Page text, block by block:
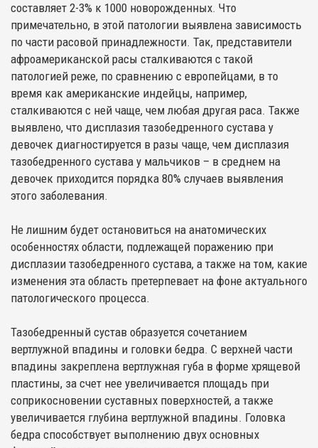
составляет 2-3% к 1000 новорожденных. Что
примечательно, в этой патологии выявлена зависимость
по части расовой принадлежности. Так, представители
афроамериканской расы сталкиваются с такой
патологией реже, по сравнению с европейцами, в то
время как американские индейцы, например,
сталкиваются с ней чаще, чем любая другая раса. Также
выявлено, что дисплазия тазобедренного сустава у
девочек диагностируется в разы чаще, чем дисплазия
тазобедренного сустава у мальчиков – в среднем на
девочек приходится порядка 80% случаев выявления
этого заболевания.
Не лишним будет остановиться на анатомических
особенностях области, подлежащей поражению при
дисплазии тазобедренного сустава, а также на том, какие
изменения эта область претерпевает на фоне актуального
патологического процесса.
Тазобедренный сустав образуется сочетанием
вертлужной впадины и головки бедра. С верхней части
впадины закреплена вертлужная губа в форме хрящевой
пластины, за счет нее увеличивается площадь при
соприкосновении суставных поверхностей, а также
увеличивается глубина вертлужной впадины. Головка
бедра способствует выполнению двух основных